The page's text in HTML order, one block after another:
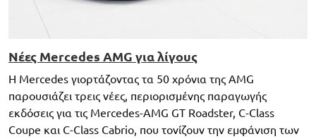
Νέες Mercedes AMG για λίγους
Η Mercedes γιορτάζοντας τα 50 χρόνια της AMG
παρουσιάζει τρεις νέες, περιορισμένης παραγωγής
εκδόσεις για τις Mercedes-AMG GT Roadster, C-Class
Coupe και C-Class Cabrio, που τονίζουν την εμφάνιση των